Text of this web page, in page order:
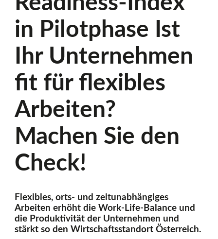
Ö
e
in Pilotphase Ist
Ihr Unternehmen
fit für flexibles
Arbeiten?
Machen Sie den
Check!
Flexibles, orts- und zeitunabhängiges
Arbeiten erhöht die Work-Life-Balance und
die Produktivität der Unternehmen und
stärkt so den Wirtschaftsstandort Österreich.